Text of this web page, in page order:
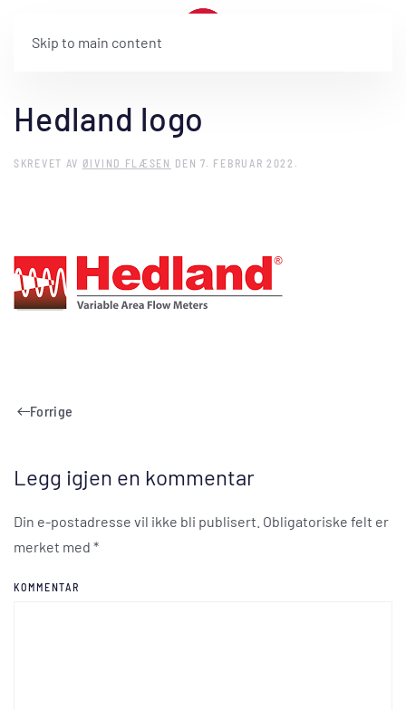
Skip to main content
Hedland logo
SKREVET AV ØIVIND FLÆSEN DEN7. FEBRUAR 2022 .
Forrige
Legg igjen en kommentar
Din e-postadresse vil ikke bli publisert. Obligatoriske felt er
merket med *
KOMMENTAR